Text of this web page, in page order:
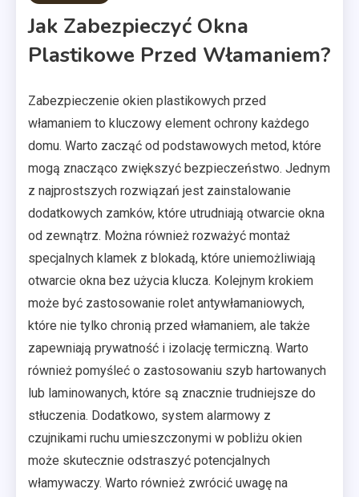
Jak Zabezpieczyć Okna
Plastikowe Przed Włamaniem?
Zabezpieczenie okien plastikowych przed
włamaniem to kluczowy element ochrony każdego
domu. Warto zacząć od podstawowych metod, które
mogą znacząco zwiększyć bezpieczeństwo. Jednym
z najprostszych rozwiązań jest zainstalowanie
dodatkowych zamków, które utrudniają otwarcie okna
od zewnątrz. Można również rozważyć montaż
specjalnych klamek z blokadą, które uniemożliwiają
otwarcie okna bez użycia klucza. Kolejnym krokiem
może być zastosowanie rolet antywłamaniowych,
które nie tylko chronią przed włamaniem, ale także
zapewniają prywatność i izolację termiczną. Warto
również pomyśleć o zastosowaniu szyb hartowanych
lub laminowanych, które są znacznie trudniejsze do
stłuczenia. Dodatkowo, system alarmowy z
czujnikami ruchu umieszczonymi w pobliżu okien
może skutecznie odstraszyć potencjalnych
włamywaczy. Warto również zwrócić uwagę na